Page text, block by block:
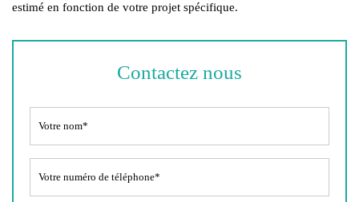
estimé en fonction de votre projet spécifique.
Contactez nous